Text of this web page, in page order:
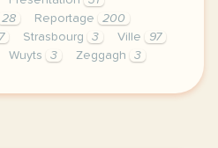
28 Reportage
200
7 Strasbourg 3 Ville
97
Wuyts 3 Zeggagh 3
privee est une priorite